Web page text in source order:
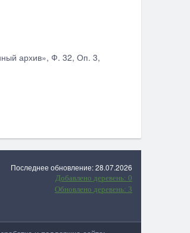
архив», Ф. 32, Оп. 3,
Последнее обновление: 28.07.2026
Добавлено деревень: 0
Обновлено деревень: 3